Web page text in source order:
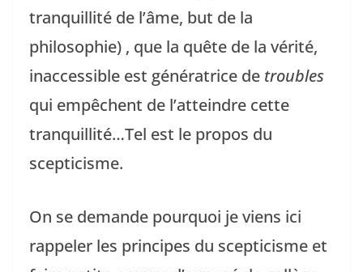
tranquillité de l’âme, but de la
philosophie) , que la quête de la vérité,
inaccessible est génératrice de troubles
qui empêchent de l’atteindre cette
tranquillité…Tel est le propos du
scepticisme.
On se demande pourquoi je viens ici
rappeler les principes du scepticisme et